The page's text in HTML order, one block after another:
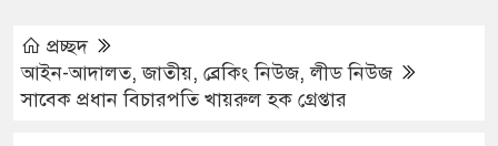
প্রচ্ছদ
আইন-আদালত,জাতীয়, ব্রেকিং নিউজ,লীড নিউজ
সাবেক প্রধান বিচারপতি খায়রুল হক গ্রেপ্তার